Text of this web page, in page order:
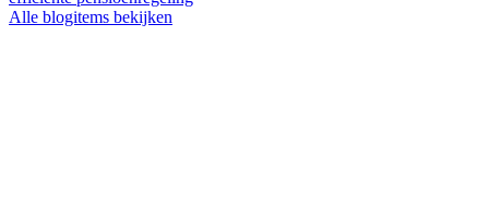
Alle blogitems bekijken